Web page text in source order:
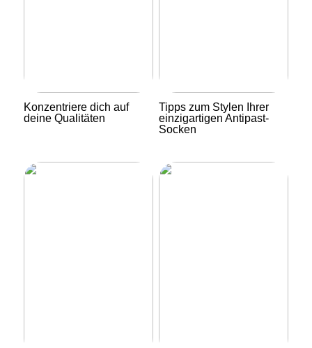
Konzentriere dich auf
deine Qualitäten
Tipps zum Stylen Ihrer
einzigartigen Antipast-
Socken